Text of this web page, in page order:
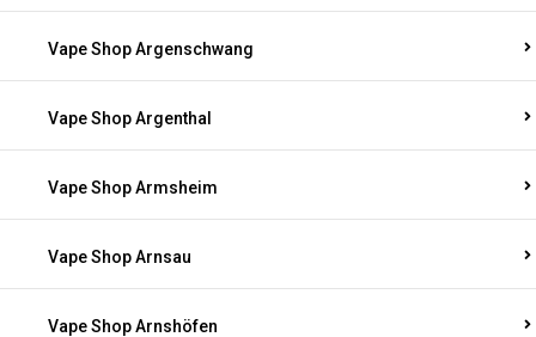
Vape Shop Argenschwang
Vape Shop Argenthal
Vape Shop Armsheim
Vape Shop Arnsau
Vape Shop Arnshöfen